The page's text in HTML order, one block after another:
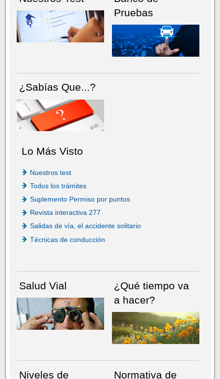
Pruebas
¿Sabías Que...?
Lo Más Visto
Nuestros test
Todos los trámites
Suplemento Permiso por puntos
Revista interactiva 277
Salidas de vía, el accidente solitario
Técnicas de conducción
Salud Vial
¿Qué tiempo va
a hacer?
Niveles de
Normativa de